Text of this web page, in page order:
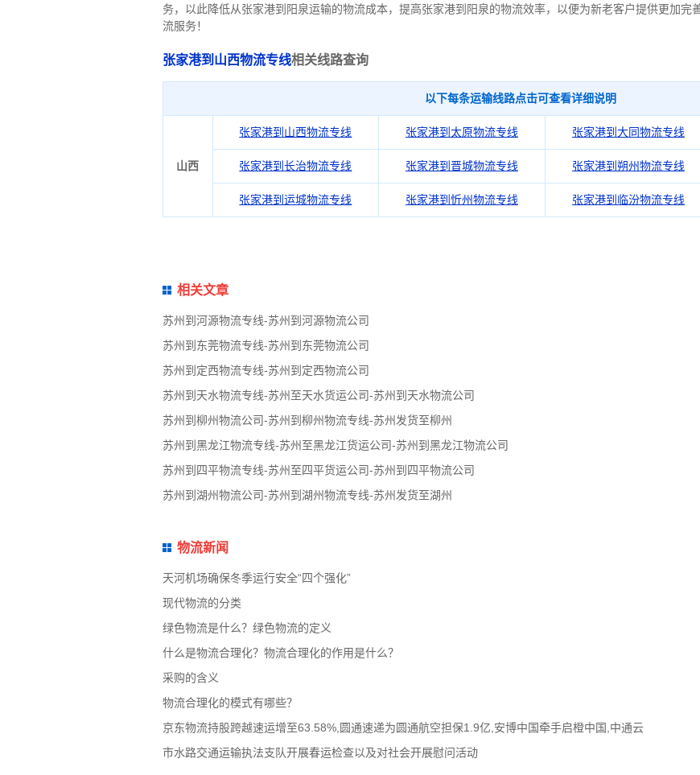
务，以此降低从张家港到阳泉运输的物流成本，提高张家港到阳泉的物流效率，以便为新老客户提供更加完
流服务！
张家港到山西物流专线相关线路查询
以下每条运输线路点击可查看详细说明
山西
张家港到山西物流专线 张家港到太原物流专线 张家港到大同物流专线
张家港到长治物流专线 张家港到晋城物流专线 张家港到朔州物流专线
张家港到运城物流专线 张家港到忻州物流专线 张家港到临汾物流专线
相关文章
苏州到河源物流专线-苏州到河源物流公司
苏州到东莞物流专线-苏州到东莞物流公司
苏州到定西物流专线-苏州到定西物流公司
苏州到天水物流专线-苏州至天水货运公司-苏州到天水物流公司
苏州到柳州物流公司-苏州到柳州物流专线-苏州发货至柳州
苏州到黑龙江物流专线-苏州至黑龙江货运公司-苏州到黑龙江物流公司
苏州到四平物流专线-苏州至四平货运公司-苏州到四平物流公司
苏州到湖州物流公司-苏州到湖州物流专线-苏州发货至湖州
物流新闻
天河机场确保冬季运行安全“四个强化”
现代物流的分类
绿色物流是什么？绿色物流的定义
什么是物流合理化？物流合理化的作用是什么？
采购的含义
物流合理化的模式有哪些？
京东物流持股跨越速运增至63.58%,圆通速递为圆通航空担保1.9亿,安博中国牵手启橙中国,中通云
市水路交通运输执法支队开展春运检查以及对社会开展慰问活动